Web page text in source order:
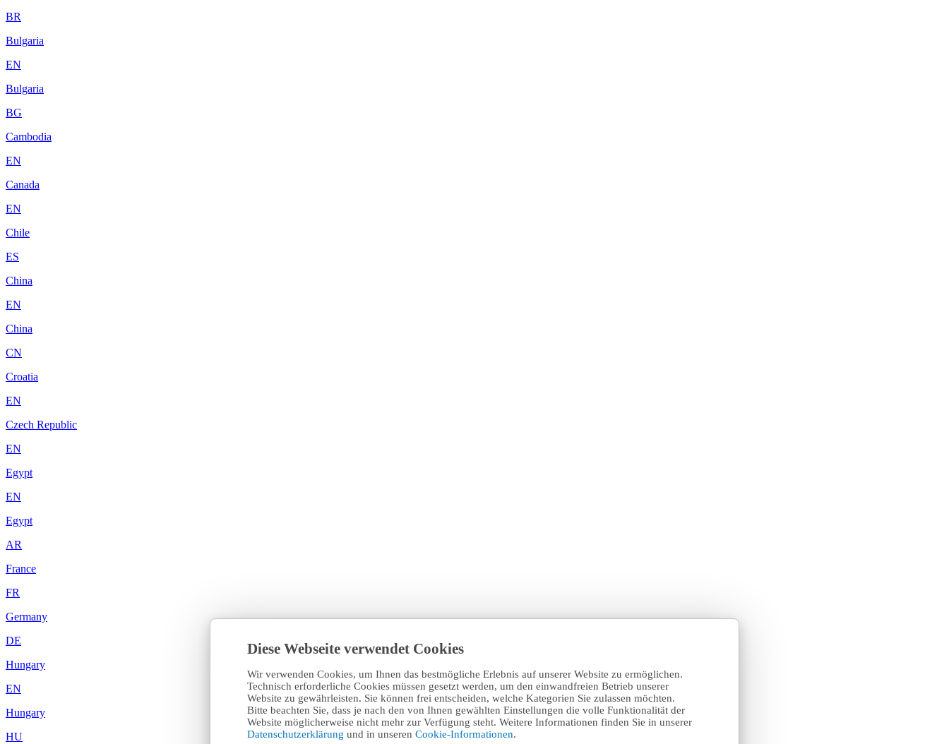
Diese Webseite verwendet Cookies
Wir verwenden Cookies, um Ihnen das bestmögliche Erlebnis auf unserer Website zu ermöglichen.
Technisch erforderliche Cookies müssen gesetzt werden, um den einwandfreien Betrieb unserer
Website zu gewährleisten. Sie können frei entscheiden, welche Kategorien Sie zulassen möchten.
Bitte beachten Sie, dass je nach den von Ihnen gewählten Einstellungen die volle Funktionalität der
Website möglicherweise nicht mehr zur Verfügung steht. Weitere Informationen finden Sie in unserer
Datenschutzerklärung und in unseren Cookie-Informationen.
BR
Bulgaria
EN
Bulgaria
BG
Cambodia
EN
Canada
EN
Chile
ES
China
EN
China
CN
Croatia
EN
Czech Republic
EN
Egypt
EN
Egypt
AR
France
FR
Germany
DE
Hungary
EN
Hungary
HU